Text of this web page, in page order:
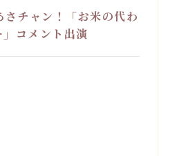
さチャン！「お米の代わ
コメント出演